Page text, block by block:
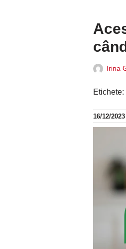
Irina
Etichete:
16/12/